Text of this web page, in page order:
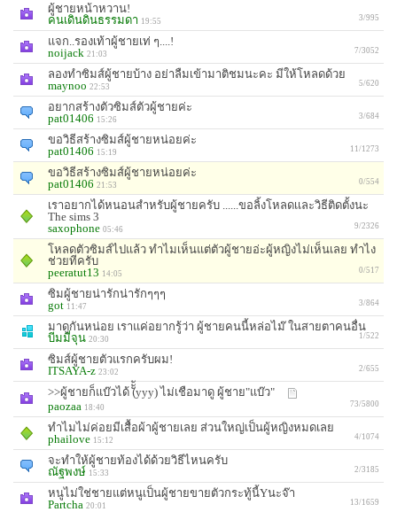
ผู้ชายหน้าหวาน!
คนเดินดินธรรมดา 19:55 3/995
แจก..รองเท้าผู้ชายเท่ ๆ....!
noijack 21:03 7/3052
ลองทำซิมส์ผู้ชายบ้าง อย่าลืมเข้ามาติชมนะคะ มีให้โหลดด้วย
maynoo 22:53 5/620
อยากสร้างตัวซิมส์ตัวผู้ชายค่ะ
pat01406 15:26 3/684
ขอวิธีสร้างซิมส์ผู้ชายหน่อยค่ะ
pat01406 15:19 11/1273
ขอวิธีสร้างซิมส์ผู้ชายหน่อยค่ะ
pat01406 21:53 0/554
เราอยากได้หนอนสำหรับผู้ชายครับ ......ขอลิ้งโหลดเเละวิธีติดตั้งนะ
The sims 3
saxophone 05:46 9/2326
โหลดตัวซิมส์ไปแล้ว ทำไมเห็นแต่ตัวผู้ชายอ่ะผู้หญิงไม่เห็นเลย ทำไง
ช่วยทีครับ
peeratut13 14:05 0/517
ซิมผู้ชายน่ารักน่ารักๆๆๆ
got 11:47 3/864
มาดูกันหน่อย เราแค่อยากรู้ว่า ผู้ชายคนนี้หล่อไม๊ ในสายตาคนอื่น
บีมมี่จุน 20:30 1/522
ซิมส์ผู้ชายตัวแรกครับผม!
ITSAYA-z 23:02 2/655
>>ผู้ชายก็แบ๊วได้ (ัััyyy) ไม่เชือมาดู ผู้ชาย"แบ๊ว"
paozaa 18:40 73/5800
ทำไมไม่ค่อยมีเสื้อผ้าผู้ชายเลย ส่วนใหญ่เป็นผู้หญิงหมดเลย
phailove 15:12 4/1074
จะทำให้ผู้ชายท้องได้ด้วยวิธีไหนครับ
ณัฐพงษ์ 15:33 2/3185
หนูไม่ใช่ชายแต่หนูเป็นผู้ชายขายตัวกระทู้นี้Yนะจ๊า
Partcha 20:01 13/1659